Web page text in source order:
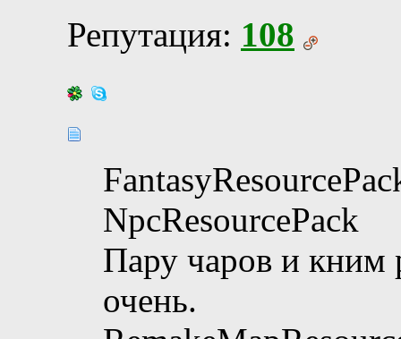
Репутация: 108
NpcResourcePack
Пару чаров и кним
очень.